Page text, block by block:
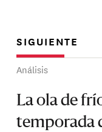
SIGUIENTE
Análisis
La ola de
temporada